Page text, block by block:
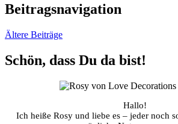
Beitragsnavigation
Ältere Beiträge
Schön, dass Du da bist!
Hallo!
Ich heiße Rosy und liebe es – jeder noch